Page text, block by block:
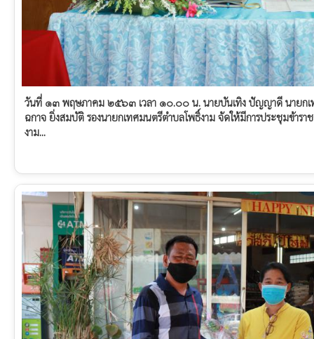
วันที่ ๑๓ พฤษภาคม ๒๕๖๓ เวลา ๑๐.๐๐ น. นายบันเทิง ปัญญาดี นายกเ
ฉกาจ ยิ่งสมบัติ รองนายกเทศมนตรีตำบลโพธิ์งาม จัดให้มีการประชุมข้ารา
งาม...